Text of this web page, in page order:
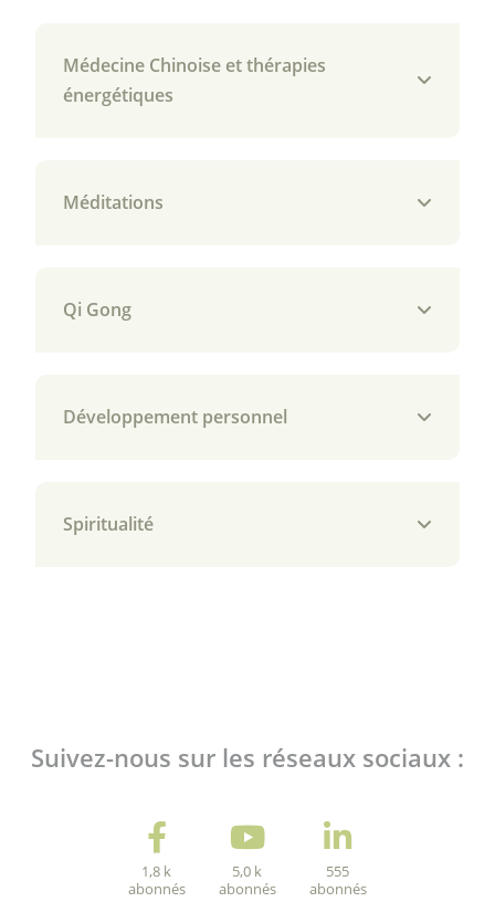
Médecine Chinoise et thérapies
énergétiques
Méditations
Qi Gong
Développement personnel
Spiritualité
Suivez-nous sur les réseaux sociaux :
1,8 k
abonnés
5,0 k
abonnés
555
abonnés